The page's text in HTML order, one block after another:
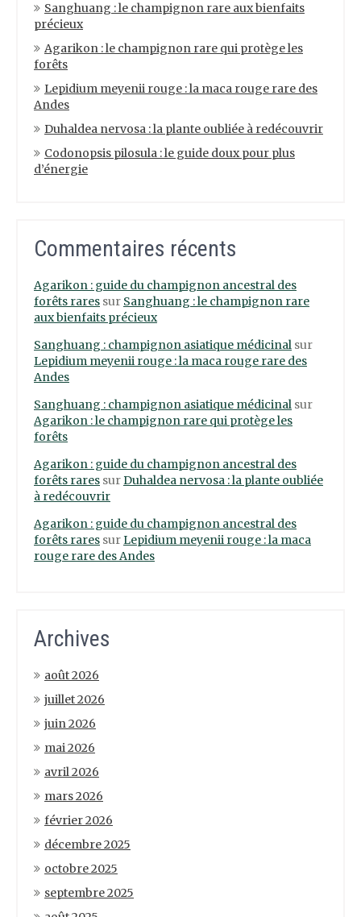
Sanghuang : le champignon rare aux bienfaits
précieux
Agarikon : le champignon rare qui protège les
forêts
Lepidium meyenii rouge : la maca rouge rare des
Andes
Duhaldea nervosa : la plante oubliée à redécouvrir
Codonopsis pilosula : le guide doux pour plus
d’énergie
Commentaires récents
Agarikon : guide du champignon ancestral des
forêts rares sur Sanghuang : le champignon rare
aux bienfaits précieux
Sanghuang : champignon asiatique médicinal sur
Lepidium meyenii rouge : la maca rouge rare des
Andes
Sanghuang : champignon asiatique médicinal sur
Agarikon : le champignon rare qui protège les
forêts
Agarikon : guide du champignon ancestral des
forêts rares surDuhaldea nervosa : la plante oubliée
à redécouvrir
Agarikon : guide du champignon ancestral des
forêts rares surLepidium meyenii rouge : la maca
rouge rare des Andes
Archives
août 2026
juillet 2026
juin 2026
mai 2026
avril 2026
mars 2026
février 2026
décembre 2025
octobre 2025
septembre 2025